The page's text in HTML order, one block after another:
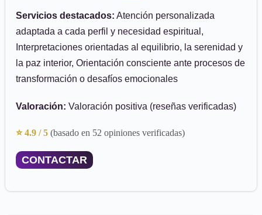
Servicios destacados: Atención personalizada
adaptada a cada perfil y necesidad espiritual,
Interpretaciones orientadas al equilibrio, la serenidad y
la paz interior, Orientación consciente ante procesos de
transformación o desafíos emocionales
Valoración: Valoración positiva (reseñas verificadas)
⭐ 4.9 / 5 (basado en 52 opiniones verificadas)
CONTACTAR